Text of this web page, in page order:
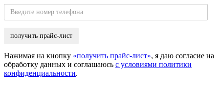
Введите
номер
Нажимая на кнопку «получить прайс-лист», я даю согласие на
обработку данных и соглашаюсь с условиями политики
конфиденциальности.